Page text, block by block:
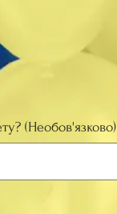
(Необов'язково)